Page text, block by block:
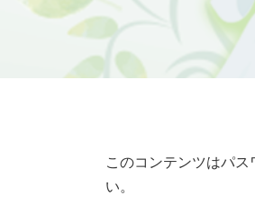
このコンテンツはパ
い。